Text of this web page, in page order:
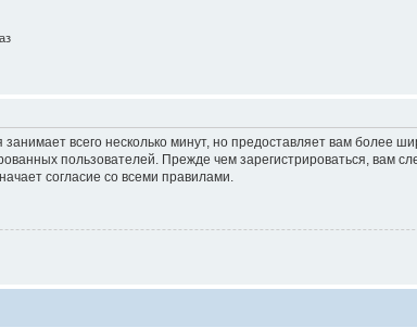
всего несколько минут, но предоставляет вам более
пользователей. Прежде чем зарегистрироваться, вам
согласие со всеми правилами.